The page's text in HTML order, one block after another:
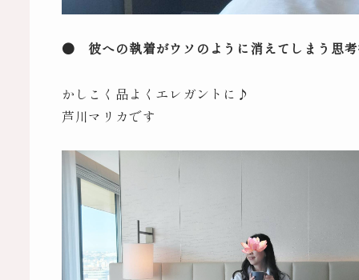
● 彼への執着がウソのように消えてしまう思
かしこく品よくエレガントに♪
芦川マリカです